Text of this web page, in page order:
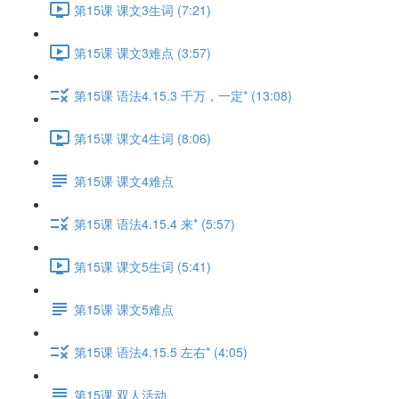
第15课 课文3生词 (7:21)
第15课 课文3难点 (3:57)
第15课 语法4.15.3 千万，一定* (13:08)
第15课 课文4生词 (8:06)
第15课 课文4难点
第15课 语法4.15.4 来* (5:57)
第15课 课文5生词 (5:41)
第15课 课文5难点
第15课 语法4.15.5 左右* (4:05)
第15课 双人活动